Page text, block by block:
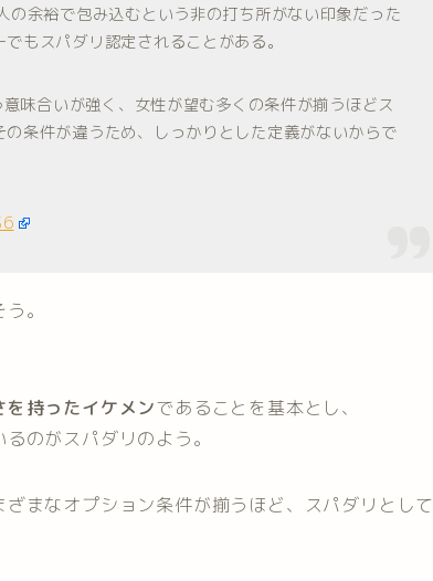
余裕で包み込むという非の打ち所がない印象だった
もスパダリ認定されることがある。
味合いが強く、女性が望む多くの条件が揃うほどス
条件が違うため、しっかりとした定義がないからで
。
を持ったイケメンであることを基本とし、
のがスパダリのよう。
ざまなオプション条件が揃うほど、スパダリとして